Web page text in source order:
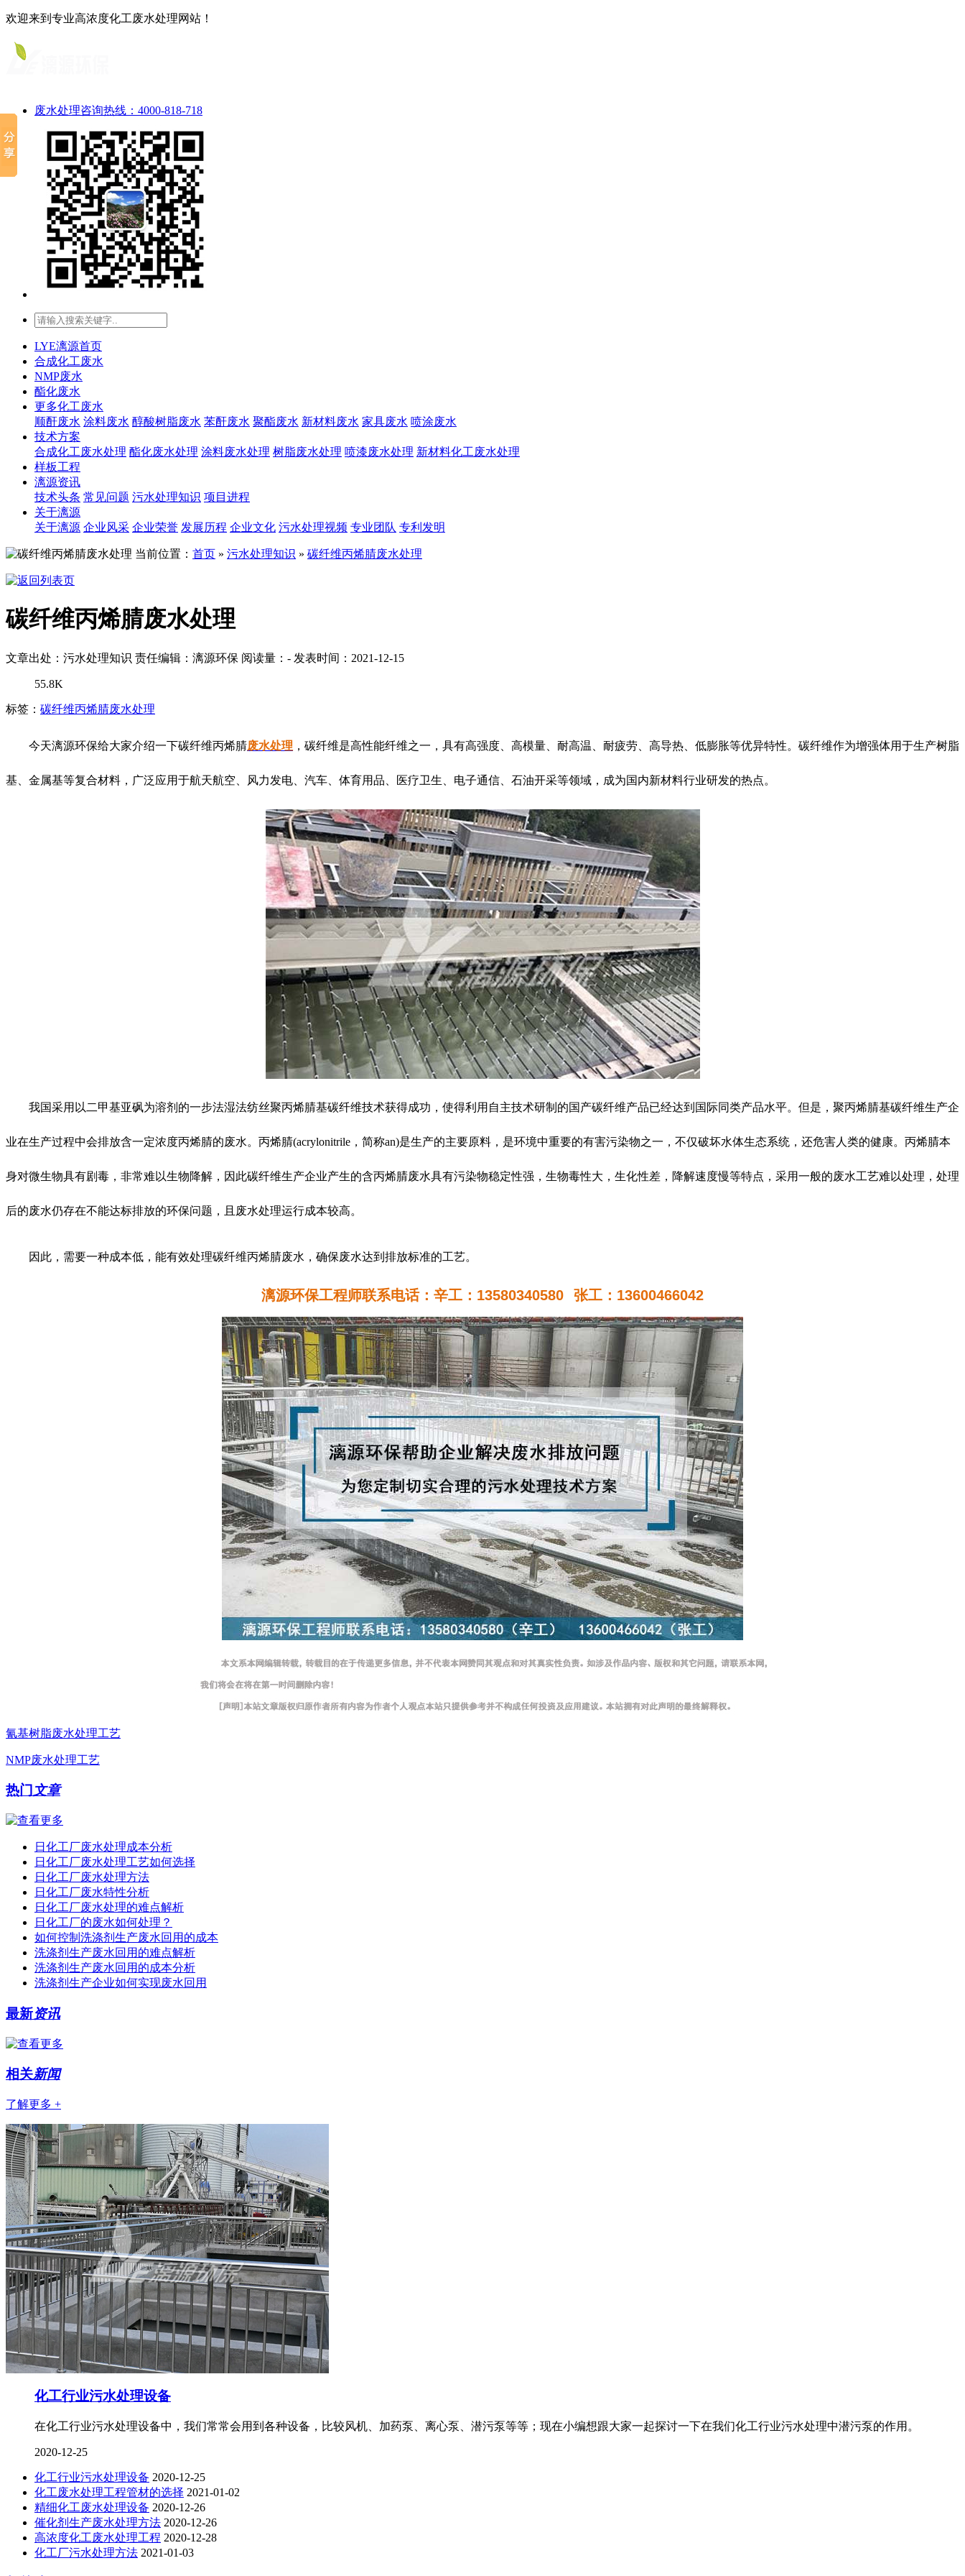
欢迎来到专业高浓度化工废水处理网站！
废水处理咨询热线：4000-818-718
LYE漓源首页
合成化工废水
NMP废水
酯化废水
更多化工废水
顺酐废水 涂料废水 醇酸树脂废水 苯酐废水 聚酯废水 新材料废水 家具废水 喷涂废水
技术方案
合成化工废水处理 酯化废水处理 涂料废水处理 树脂废水处理 喷漆废水处理 新材料化工废水处理
样板工程
漓源资讯
技术头条 常见问题 污水处理知识 项目进程
关于漓源
关于漓源 企业风采 企业荣誉 发展历程 企业文化 污水处理视频 专业团队 专利发明
当前位置： 首页 » 污水处理知识 » 碳纤维丙烯腈废水处理
碳纤维丙烯腈废水处理
文章出处：污水处理知识 责任编辑：漓源环保 阅读量： - 发表时间：2021-12-15
55.8K
标签： 碳纤维丙烯腈废水处理
今天漓源环保给大家介绍一下碳纤维丙烯腈废水处理 ，碳纤维是高性能纤维之一，具有高强度、高模量、耐高温、耐疲劳、高导热、低膨胀等优异特性。碳纤维作为增强体用于生产树脂
基、金属基等复合材料，广泛应用于航天航空、风力发电、汽车、体育用品、医疗卫生、电子通信、石油开采等领域，成为国内新材料行业研发的热点。
我国采用以二甲基亚砜为溶剂的一步法湿法纺丝聚丙烯腈基碳纤维技术获得成功，使得利用自主技术研制的国产碳纤维产品已经达到国际同类产品水平。但是，聚丙烯腈基碳纤维生产企
业在生产过程中会排放含一定浓度丙烯腈的废水。丙烯腈(acrylonitrile，简称an)是生产的主要原料，是环境中重要的有害污染物之一，不仅破坏水体生态系统，还危害人类的健康。丙烯腈本
身对微生物具有剧毒，非常难以生物降解，因此碳纤维生产企业产生的含丙烯腈废水具有污染物稳定性强，生物毒性大，生化性差，降解速度慢等特点，采用一般的废水工艺难以处理，处理
后的废水仍存在不能达标排放的环保问题，且废水处理运行成本较高。
因此，需要一种成本低，能有效处理碳纤维丙烯腈废水，确保废水达到排放标准的工艺。
漓源环保工程师联系电话：辛工：13580340580 张工：13600466042
氰基树脂废水处理工艺
NMP废水处理工艺
热门 文章
日化工厂废水处理成本分析
日化工厂废水处理工艺如何选择
日化工厂废水处理方法
日化工厂废水特性分析
日化工厂废水处理的难点解析
日化工厂的废水如何处理？
如何控制洗涤剂生产废水回用的成本
洗涤剂生产废水回用的难点解析
洗涤剂生产废水回用的成本分析
洗涤剂生产企业如何实现废水回用
最新资讯
相关新闻
了解更多 +
化工行业污水处理设备
在化工行业污水处理设备中，我们常常会用到各种设备，比较风机、加药泵、离心泵、潜污泵等等；现在小编想跟大家一起探讨一下在我们化工行业污水处理中潜污泵的作用。
2020-12-25
化工行业污水处理设备 2020-12-25
化工废水处理工程管材的选择 2021-01-02
精细化工废水处理设备 2020-12-26
催化剂生产废水处理方法 2020-12-26
高浓度化工废水处理工程 2020-12-28
化工厂污水处理方法 2021-01-03